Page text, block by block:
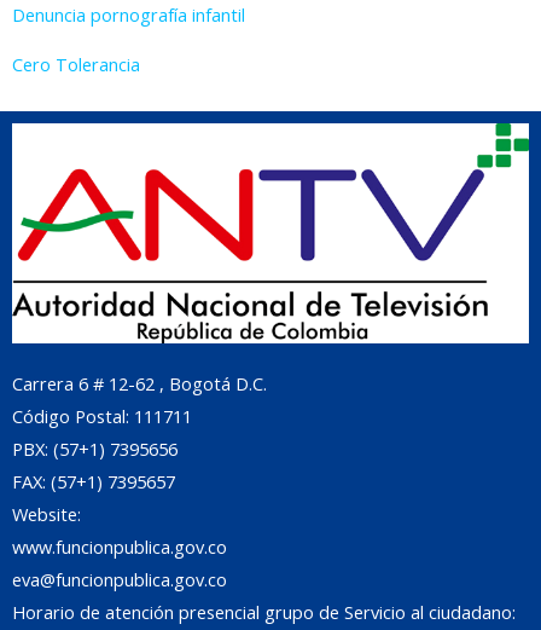
Denuncia pornografía infantil
Cero Tolerancia
Carrera 6 # 12-62 , Bogotá D.C.
Código Postal: 111711
PBX: (57+1) 7395656
FAX: (57+1) 7395657
Website:
www.funcionpublica.gov.co
eva@funcionpublica.gov.co
Horario de atención presencial grupo de Servicio al ciudadano: